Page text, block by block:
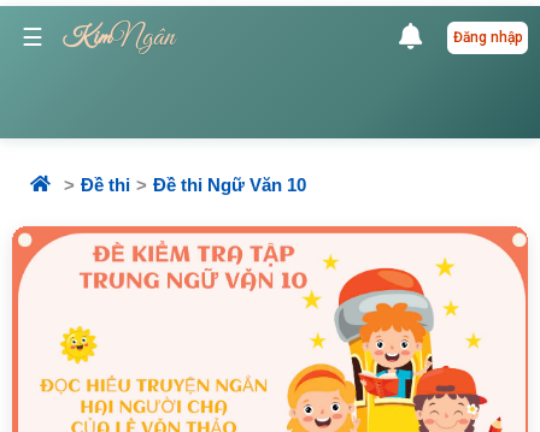
☰ KimNgân Đăng nhập
Đề thi Đề thi Ngữ Văn 10